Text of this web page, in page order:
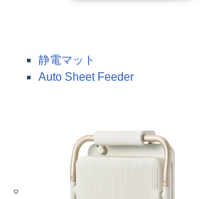
静電マット
Auto Sheet Feeder